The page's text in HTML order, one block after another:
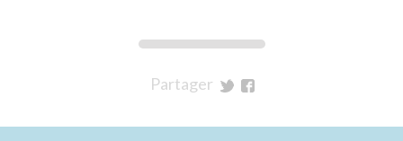
Partager
Twitter
Facebook